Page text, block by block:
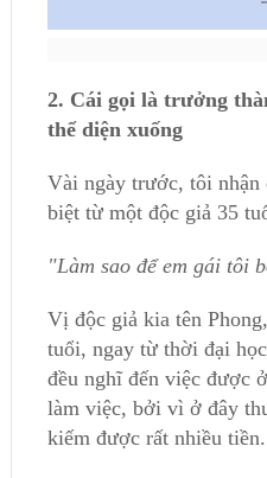
2. Cái gọi là trưởng
thể diện xuống
Vài ngày trước, tôi nhận
biệt từ một độc giả 35
"Làm sao để em gái tôi
Vị độc giả kia tên
tuổi, ngay từ thời đại
đều nghĩ đến việc được
làm việc, bởi vì ở đây
kiếm được rất nhiều tiền.